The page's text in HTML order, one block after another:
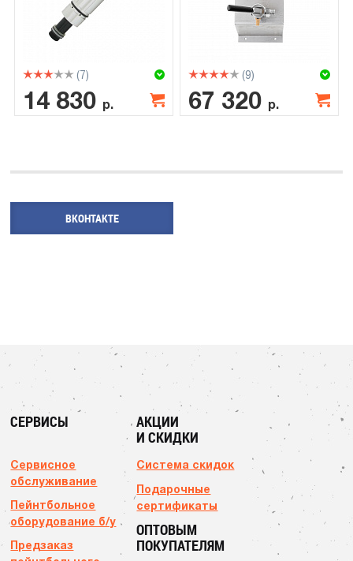
(7)
14 830 р.
(9)
67 320 р.
ВКОНТАКТЕ
СЕРВИСЫ
Сервисное
обслуживание
Пейнтбольное
оборудование б/у
Предзаказ
АКЦИИ
И СКИДКИ
Система скидок
Подарочные
сертификаты
ОПТОВЫМ
ПОКУПАТЕЛЯМ